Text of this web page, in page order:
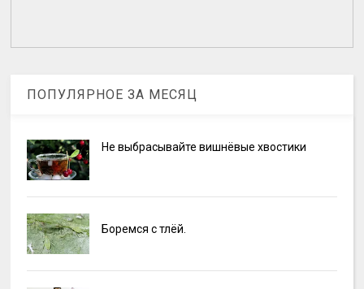
ПОПУЛЯРНОЕ ЗА МЕСЯЦ
Не выбрасывайте вишнёвые хвостики
Боремся с тлёй.